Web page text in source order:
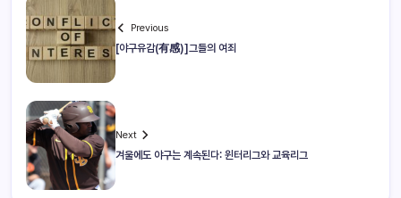
Previous
[야구유감(有感)]그들의 여죄
Next
겨울에도 야구는 계속된다: 윈터리그와 교육리그